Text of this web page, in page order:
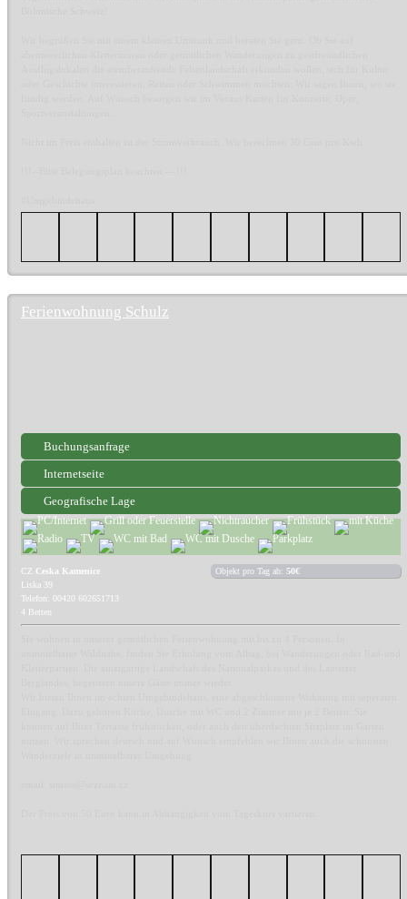
Ferienwohnung Schulz
Buchungsanfrage
Internetseite
Geografische Lage
CZ Ceska Kamenice
Liska 39
Telefon: 00420 602651713
4 Betten
Objekt pro Tag ab: 50€